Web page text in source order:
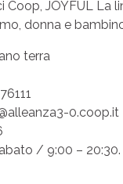
AL CENTRO
Coop, JOYFUL La
donna e
terra
0.coop.it
/ 9:00 –